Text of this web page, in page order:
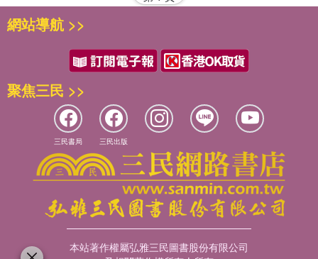
網站導航 >>
聚焦三民 >>
三民書局 三民出版
本站著作權屬弘雅三民圖書股份有限公司